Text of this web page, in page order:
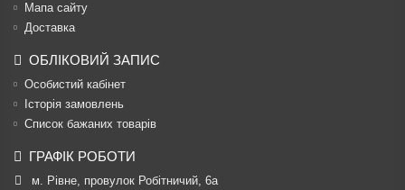
Мапа сайту
Доставка
ОБЛІКОВИЙ ЗАПИС
Особистий кабінет
Історія замовлень
Список бажаних товарів
ГРАФІК РОБОТИ
м. Рівне, провулок Робітничий, 6а